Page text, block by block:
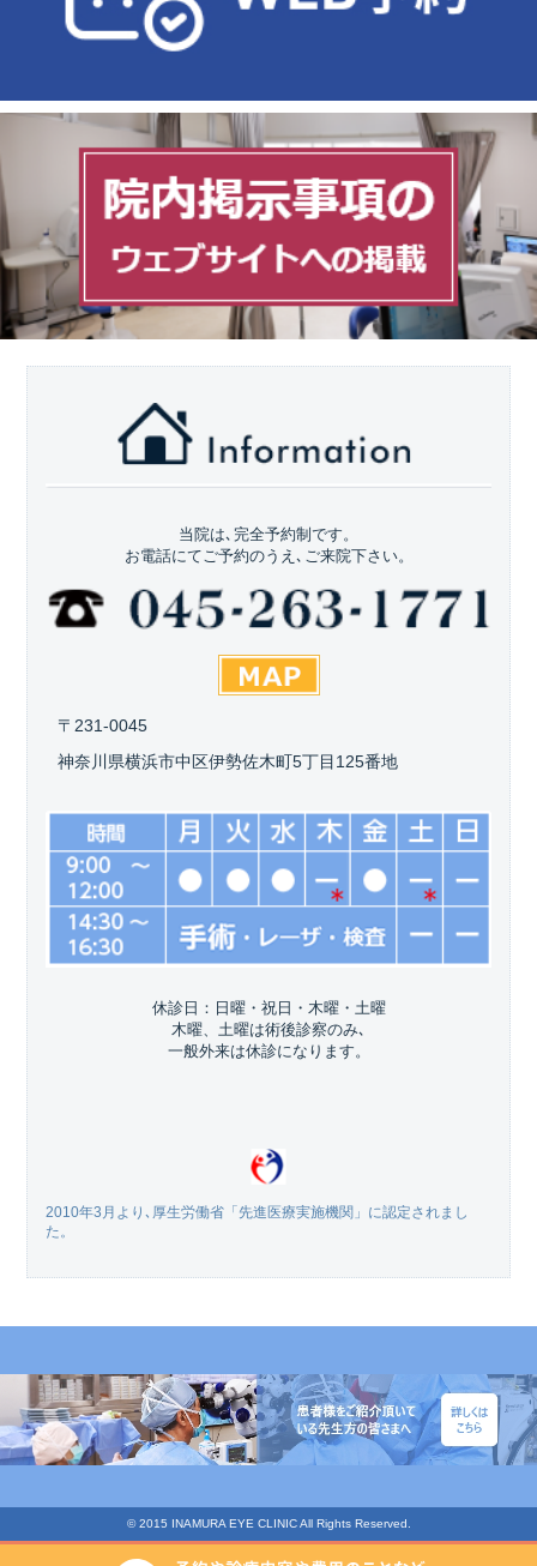
当院は､完全予約制です。
お電話にてご予約のうえ､ご来院下さい。
〒231-0045
神奈川県横浜市中区伊勢佐木町5丁目125番地
休診日：日曜・祝日・木曜・土曜
木曜、土曜は術後診察のみ､
一般外来は休診になります。
2010年3月より､厚生労働省「先進医療実施機関」に認定されまし
た。
© 2015 INAMURA EYE CLINIC All Rights Reserved.